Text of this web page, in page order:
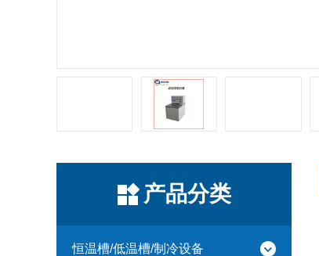
产品分类
恒温槽/低温槽/制冷设备